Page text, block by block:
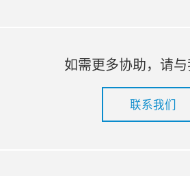
如需更多协助，请
联系我们